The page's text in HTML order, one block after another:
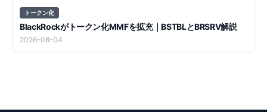
トークン化
BlackRockがトークン化MMFを拡充｜BSTBLとBRSRV解説
2026-08-04